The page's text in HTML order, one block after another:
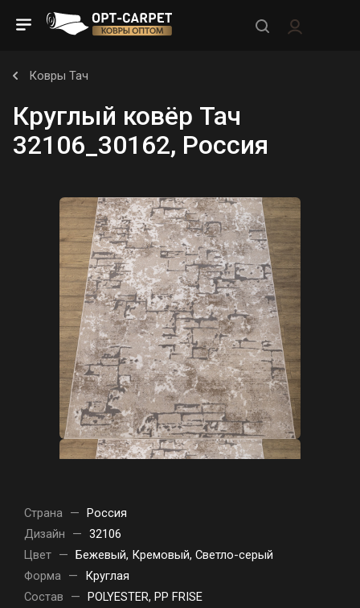
Ковры Тач
Круглый ковёр Тач
32106_30162, Россия
Страна — Россия
Дизайн
— 32106
Цвет — Бежевый, Кремовый, Светло-серый
Форма —
Круглая
Состав
— POLYESTER, PP FRISE